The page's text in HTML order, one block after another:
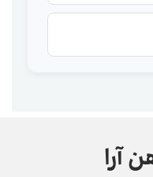
آرا